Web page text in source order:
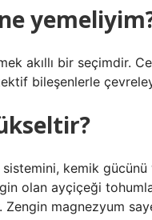
akıllı bir seçimdir.
bileşenlerle
sistemini, kemik
olan ayçiçeği
Zengin magnezyum